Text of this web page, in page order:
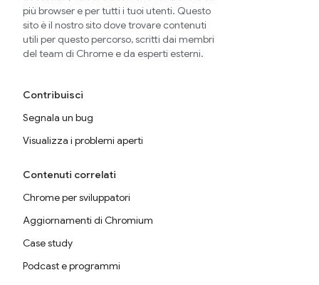
più browser e per tutti i tuoi utenti. Questo
sito è il nostro sito dove trovare contenuti
utili per questo percorso, scritti dai membri
del team di Chrome e da esperti esterni.
Contribuisci
Segnala un bug
Visualizza i problemi aperti
Contenuti correlati
Chrome per sviluppatori
Aggiornamenti di Chromium
Case study
Podcast e programmi